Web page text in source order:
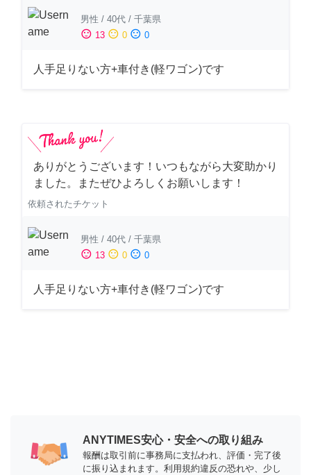
男性 / 40代 / 千葉県
sentiment_satisfied 13 sentiment_neutral 0 sentiment_dissatisfied 0
人手足りない方+車付き(軽ワゴン)です
ありがとうございます！いつもながら大変助かり
ました。またぜひよろしくお願いします！
依頼されたチケット
男性 / 40代 / 千葉県
sentiment_satisfied 13 sentiment_neutral 0 sentiment_dissatisfied 0
人手足りない方+車付き(軽ワゴン)です
ANYTIMES安心・安全への取り組み
報酬は取引前に事務局に支払われ、評価・完了後
に振り込まれます。利用規約違反の恐れや、少し